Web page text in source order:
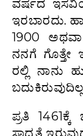
ವರ್ಷದ
ಇರಬಾರದು.
1900 ಅಥವಾ
ನನಗೆ ಗೊತ್ತೇ
ರಲ್ಲಿ ನಾನು
ಪ್ರತಿ
ಸಾಧ್ಯತೆ